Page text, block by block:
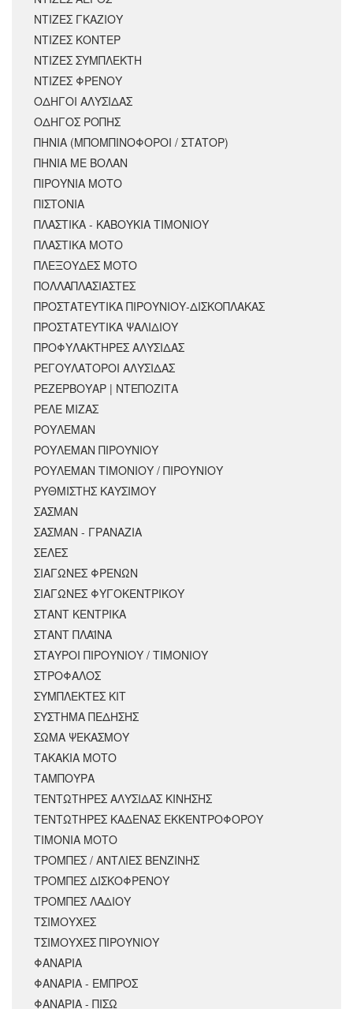
ΝΤΙΖΕΣ ΓΚΑΖΙΟΥ
ΝΤΙΖΕΣ ΚΟΝΤΕΡ
ΝΤΙΖΕΣ ΣΥΜΠΛΕΚΤΗ
ΝΤΙΖΕΣ ΦΡΕΝΟΥ
ΟΔΗΓΟΙ ΑΛΥΣΙΔΑΣ
ΟΔΗΓΟΣ ΡΟΠΗΣ
ΠΗΝΙΑ (ΜΠΟΜΠΙΝΟΦΟΡΟΙ / ΣΤΑΤΟΡ)
ΠΗΝΙΑ ΜΕ ΒΟΛΑΝ
ΠΙΡΟΥΝΙΑ ΜΟΤΟ
ΠΙΣΤΟΝΙΑ
ΠΛΑΣΤΙΚΑ - ΚΑΒΟΥΚΙΑ ΤΙΜΟΝΙΟΥ
ΠΛΑΣΤΙΚΑ ΜΟΤΟ
ΠΛΕΞΟΥΔΕΣ ΜΟΤΟ
ΠΟΛΛΑΠΛΑΣΙΑΣΤΕΣ
ΠΡΟΣΤΑΤΕΥΤΙΚΑ ΠΙΡΟΥΝΙΟΥ-ΔΙΣΚΟΠΛΑΚΑΣ
ΠΡΟΣΤΑΤΕΥΤΙΚΑ ΨΑΛΙΔΙΟΥ
ΠΡΟΦΥΛΑΚΤΗΡΕΣ ΑΛΥΣΙΔΑΣ
ΡΕΓΟΥΛΑΤΟΡΟΙ ΑΛΥΣΙΔΑΣ
ΡΕΖΕΡΒΟΥΑΡ | ΝΤΕΠΟΖΙΤΑ
ΡΕΛΕ ΜΙΖΑΣ
ΡΟΥΛΕΜΑΝ
ΡΟΥΛΕΜΑΝ ΠΙΡΟΥΝΙΟΥ
ΡΟΥΛΕΜΑΝ ΤΙΜΟΝΙΟΥ / ΠΙΡΟΥΝΙΟΥ
ΡΥΘΜΙΣΤΗΣ ΚΑΥΣΙΜΟΥ
ΣΑΣΜΑΝ
ΣΑΣΜΑΝ - ΓΡΑΝΑΖΙΑ
ΣΕΛΕΣ
ΣΙΑΓΩΝΕΣ ΦΡΕΝΩΝ
ΣΙΑΓΩΝΕΣ ΦΥΓΟΚΕΝΤΡΙΚΟΥ
ΣΤΑΝΤ ΚΕΝΤΡΙΚΑ
ΣΤΑΝΤ ΠΛΑΪΝΑ
ΣΤΑΥΡΟΙ ΠΙΡΟΥΝΙΟΥ / ΤΙΜΟΝΙΟΥ
ΣΤΡΟΦΑΛΟΣ
ΣΥΜΠΛΕΚΤΕΣ ΚΙΤ
ΣΥΣΤΗΜΑ ΠΕΔΗΣΗΣ
ΣΩΜΑ ΨΕΚΑΣΜΟΥ
ΤΑΚΑΚΙΑ ΜΟΤΟ
ΤΑΜΠΟΥΡΑ
ΤΕΝΤΩΤΗΡΕΣ ΑΛΥΣΙΔΑΣ ΚΙΝΗΣΗΣ
ΤΕΝΤΩΤΗΡΕΣ ΚΑΔΕΝΑΣ ΕΚΚΕΝΤΡΟΦΟΡΟΥ
ΤΙΜΟΝΙΑ ΜΟΤΟ
ΤΡΟΜΠΕΣ / ΑΝΤΛΙΕΣ ΒΕΝΖΙΝΗΣ
ΤΡΟΜΠΕΣ ΔΙΣΚΟΦΡΕΝΟΥ
ΤΡΟΜΠΕΣ ΛΑΔΙΟΥ
ΤΣΙΜΟΥΧΕΣ
ΤΣΙΜΟΥΧΕΣ ΠΙΡΟΥΝΙΟΥ
ΦΑΝΑΡΙΑ
ΦΑΝΑΡΙΑ - ΕΜΠΡΟΣ
ΦΑΝΑΡΙΑ - ΠΙΣΩ